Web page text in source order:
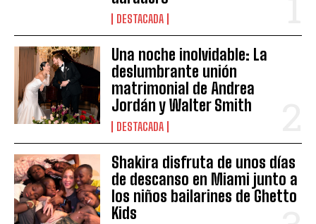
DESTACADA
Una noche inolvidable: La
deslumbrante unión
matrimonial de Andrea
Jordán y Walter Smith
DESTACADA
Shakira disfruta de unos días
de descanso en Miami junto a
los niños bailarines de Ghetto
Kids